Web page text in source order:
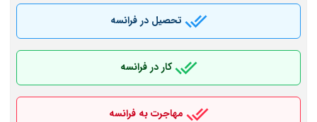
تحصیل در فرانسه
کار در فرانسه
مهاجرت به فرانسه